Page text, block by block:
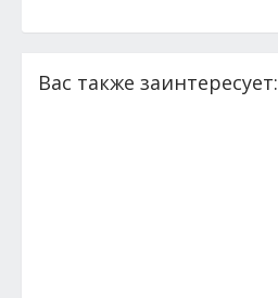
Вас также заинтересует: